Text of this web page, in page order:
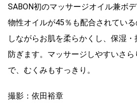
SABON初のマッサージオイル兼ボ
物性オイルが45％も配合されてい
しながらお肌を柔らかくし、保湿
防ぎます。マッサージしやすいさ
で、むくみもすっきり。
撮影：依田裕章